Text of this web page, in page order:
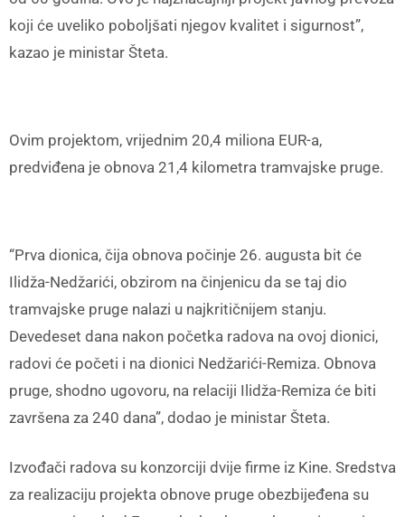
koji će uveliko poboljšati njegov kvalitet i sigurnost”,
kazao je ministar Šteta.
Ovim projektom, vrijednim 20,4 miliona EUR-a,
predviđena je obnova 21,4 kilometra tramvajske pruge.
“Prva dionica, čija obnova počinje 26. augusta bit će
Ilidža-Nedžarići, obzirom na činjenicu da se taj dio
tramvajske pruge nalazi u najkritičnijem stanju.
Devedeset dana nakon početka radova na ovoj dionici,
radovi će početi i na dionici Nedžarići-Remiza. Obnova
pruge, shodno ugovoru, na relaciji Ilidža-Remiza će biti
završena za 240 dana”, dodao je ministar Šteta.
Izvođači radova su konzorciji dvije firme iz Kine. Sredstva
za realizaciju projekta obnove pruge obezbijeđena su